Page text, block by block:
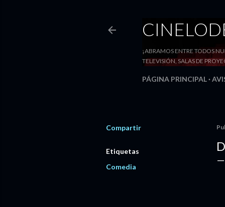
¡ABRAMOS ENTRE TODOS
TELEVISIÓN, SALAS DE
PÁGINA PRINCIPAL
Compartir
Etiquetas
Comedia